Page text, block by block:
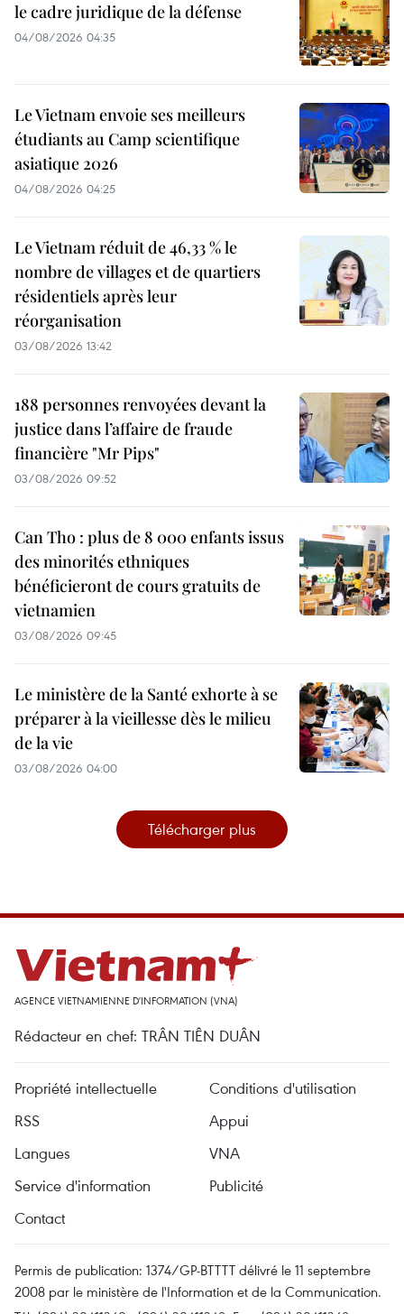
le cadre juridique de la défense
04/08/2026 04:35
Le Vietnam envoie ses meilleurs
étudiants au Camp scientifique
asiatique 2026
04/08/2026 04:25
Le Vietnam réduit de 46,33 % le
nombre de villages et de quartiers
résidentiels après leur
réorganisation
03/08/2026 13:42
188 personnes renvoyées devant la
justice dans l’affaire de fraude
financière "Mr Pips"
03/08/2026 09:52
Can Tho : plus de 8 000 enfants issus
des minorités ethniques
bénéficieront de cours gratuits de
vietnamien
03/08/2026 09:45
Le ministère de la Santé exhorte à se
préparer à la vieillesse dès le milieu
de la vie
03/08/2026 04:00
Télécharger plus
AGENCE VIETNAMIENNE D'INFORMATION (VNA)
Rédacteur en chef: TRÂN TIÊN DUÂN
Propriété intellectuelle
Conditions d'utilisation
RSS
Appui
Langues
VNA
Service d'information
Publicité
Contact
Permis de publication: 1374/GP-BTTTT délivré le 11 septembre
2008 par le ministère de l'Information et de la Communication.